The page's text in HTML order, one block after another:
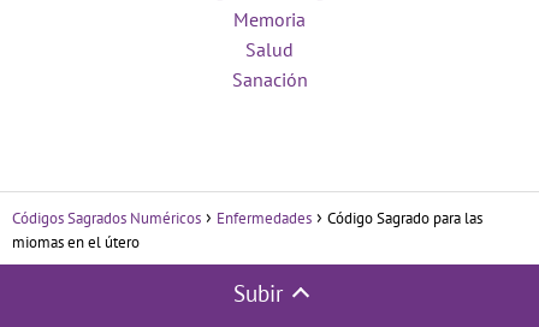
Memoria
Salud
Sanación
Códigos Sagrados Numéricos Enfermedades
Código Sagrado para las
miomas en el útero
Subir